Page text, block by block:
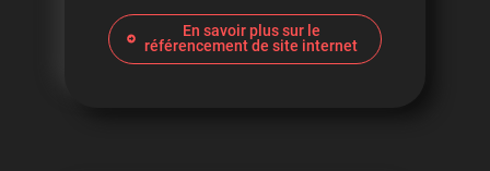
En savoir plus sur le
référencement de site internet